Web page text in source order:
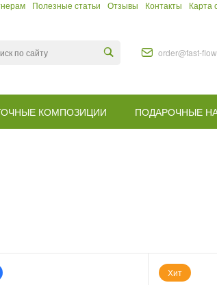
Полезные статьи Отзывы Контакты Карта
order@fast-
КОМПОЗИЦИИ ПОДАРОЧНЫЕ
Хит